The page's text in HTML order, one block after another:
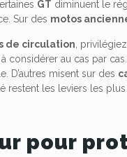
GT diminuent le
Sur des motos
de circulation ,
considérer au cas par
D’autres misent sur des
restent les leviers les
pour